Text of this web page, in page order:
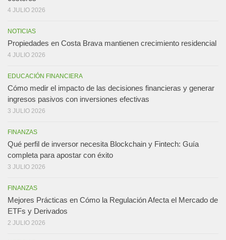
4 JULIO 2026
NOTICIAS
Propiedades en Costa Brava mantienen crecimiento residencial
4 JULIO 2026
EDUCACIÓN FINANCIERA
Cómo medir el impacto de las decisiones financieras y generar
ingresos pasivos con inversiones efectivas
3 JULIO 2026
FINANZAS
Qué perfil de inversor necesita Blockchain y Fintech: Guía
completa para apostar con éxito
3 JULIO 2026
FINANZAS
Mejores Prácticas en Cómo la Regulación Afecta el Mercado de
ETFs y Derivados
2 JULIO 2026